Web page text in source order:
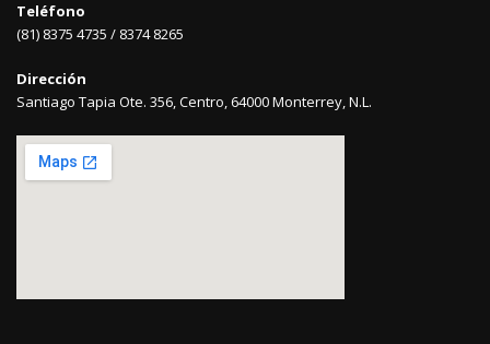
Teléfono
(81) 8375 4735 / 8374 8265
Dirección
Santiago Tapia Ote. 356, Centro, 64000 Monterrey, N.L.